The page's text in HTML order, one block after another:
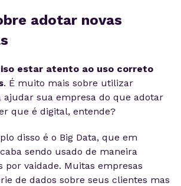
adotar novas
estar atento ao uso correto
. É muito mais sobre utilizar
ajudar sua empresa do que adotar
que é digital, entende?
disso é o Big Data, que em
sendo usado de maneira
por vaidade. Muitas empresas
de dados sobre seus clientes mas